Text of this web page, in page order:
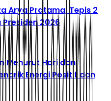
Arya Pratama, Tepis 2
Presiden 2026
Menurut Hari dan
Energi Positif dan